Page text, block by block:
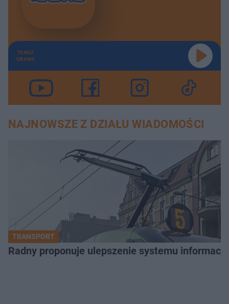
TERAZ
GRAMY
NAJNOWSZE Z DZIAŁU WIADOMOŚCI
TRANSPORT
Radny proponuje ulepszenie systemu